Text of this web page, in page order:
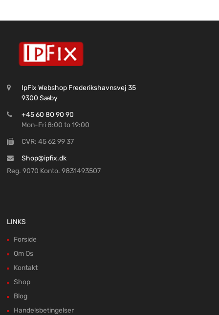
IpFix Webshop Frederikshavnsvej 35
9300 Sæby
+45 60 80 90 90
Mon-Fri 8:00 to 19:00
CVR: 45 62 99 37
Shop@ipfix.dk
Reg. 9070 Konto. 9831493507
LINKS
Forside
Om Os
Kontakt
Shop
Blog
Handelsbetingelser